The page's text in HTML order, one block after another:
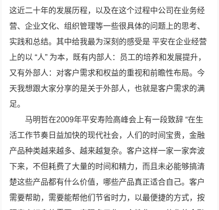
这近二十年的发展历程，以及在这个过程中公司在业务经
营、企业文化、组织管理等一些很具体的问题上的思考、
实践和总结。其中给我最为深刻的感受是 平安在企业经营
上的以 “人” 为本，既有内部人：员工的培养和发展提升，
又有外部人：对客户需求和权益的重视和前瞻性布局。今
天我想跟大家分享的是关于外部人，也就是客户需求的满
足。
马明哲在2009年平安寿险高峰会上有一段致辞 “在生
活工作节奏日益加快的现代社会，人们的时间宝贵，金融
产品种类越来越多、越来越复杂。客户这样一家一家奔波
下来，不但耗费了大量的时间和精力，而且未必能够搞清
楚这些产品都有什么价值，哪些产品真正适合自己。客户
需要帮助，需要能帮他们节省时力，以最便捷的方式，按